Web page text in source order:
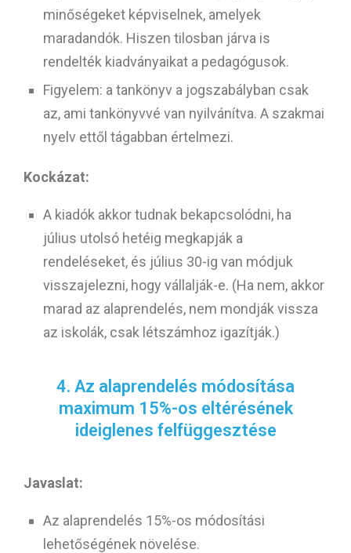
minőségeket képviselnek, amelyek
maradandók. Hiszen tilosban járva is
rendelték kiadványaikat a pedagógusok.
Figyelem: a tankönyv a jogszabályban csak
az, ami tankönyvvé van nyilvánítva. A szakmai
nyelv ettől tágabban értelmezi.
Kockázat:
A kiadók akkor tudnak bekapcsolódni, ha
július utolsó hetéig megkapják a
rendeléseket, és július 30-ig van módjuk
visszajelezni, hogy vállalják-e. (Ha nem, akkor
marad az alaprendelés, nem mondják vissza
az iskolák, csak létszámhoz igazítják.)
4. Az alaprendelés módosítása
maximum 15%-os eltérésének
ideiglenes felfüggesztése
Javaslat:
Az alaprendelés 15%-os módosítási
lehetőségének növelése.